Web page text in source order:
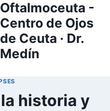
Oftalmoceuta -
Centro de Ojos
de Ceuta · Dr.
Medín
historia y